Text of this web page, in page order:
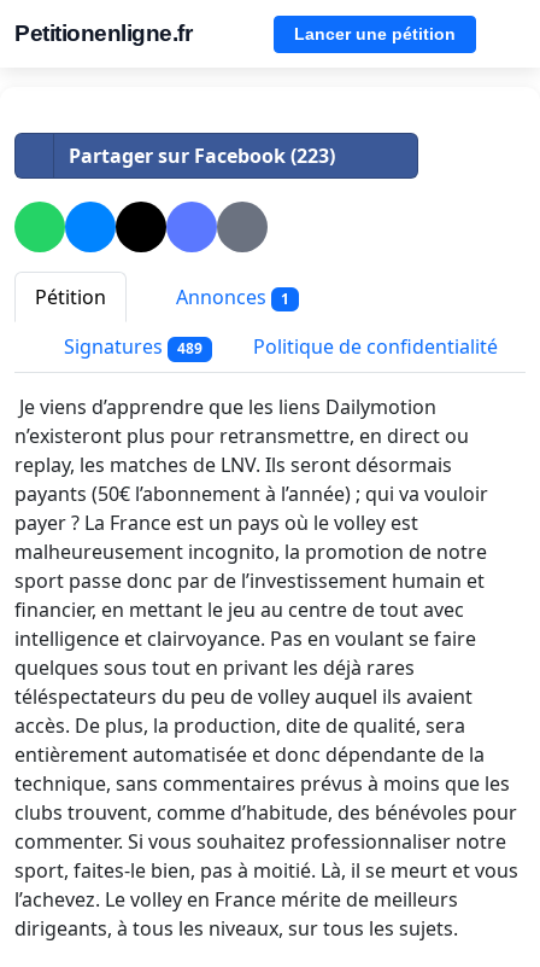
Petitionenligne.fr Lancer une pétition
Partager sur Facebook (223)
Pétition Annonces 1
Signatures 489 Politique de confidentialité
Je viens d’apprendre que les liens Dailymotion
n’existeront plus pour retransmettre, en direct ou
replay, les matches de LNV. Ils seront désormais
payants (50€ l’abonnement à l’année) ; qui va vouloir
payer ? La France est un pays où le volley est
malheureusement incognito, la promotion de notre
sport passe donc par de l’investissement humain et
financier, en mettant le jeu au centre de tout avec
intelligence et clairvoyance. Pas en voulant se faire
quelques sous tout en privant les déjà rares
téléspectateurs du peu de volley auquel ils avaient
accès. De plus, la production, dite de qualité, sera
entièrement automatisée et donc dépendante de la
technique, sans commentaires prévus à moins que les
clubs trouvent, comme d’habitude, des bénévoles pour
commenter. Si vous souhaitez professionnaliser notre
sport, faites-le bien, pas à moitié. Là, il se meurt et vous
l’achevez. Le volley en France mérite de meilleurs
dirigeants, à tous les niveaux, sur tous les sujets.